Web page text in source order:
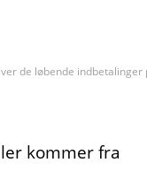
de løbende indbetalinger
kommer fra